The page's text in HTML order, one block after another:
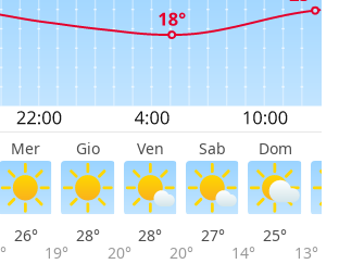
Mer Gio Ven Sab Dom
26°
19°
28°
20°
28°
20°
27°
14°
25°
13°